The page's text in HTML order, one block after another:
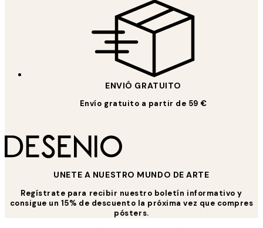
ENVIÓ GRATUITO
Envío gratuito a partir de 59 €
UNETE A NUESTRO MUNDO DE ARTE
Regístrate para recibir nuestro boletín informativo y
consigue un 15% de descuento la próxima vez que compres
pósters.